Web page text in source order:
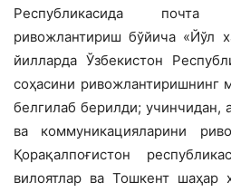
Республикасида почта
ривожлантириш бўйича «Йўл
йилларда Ўзбекистон
соҳасини ривожлантиришнинг
белгилаб берилди; учинчидан,
ва коммуникацияларини
Қорақалпоғистон
вилоятлар ва Тошкент шаҳар